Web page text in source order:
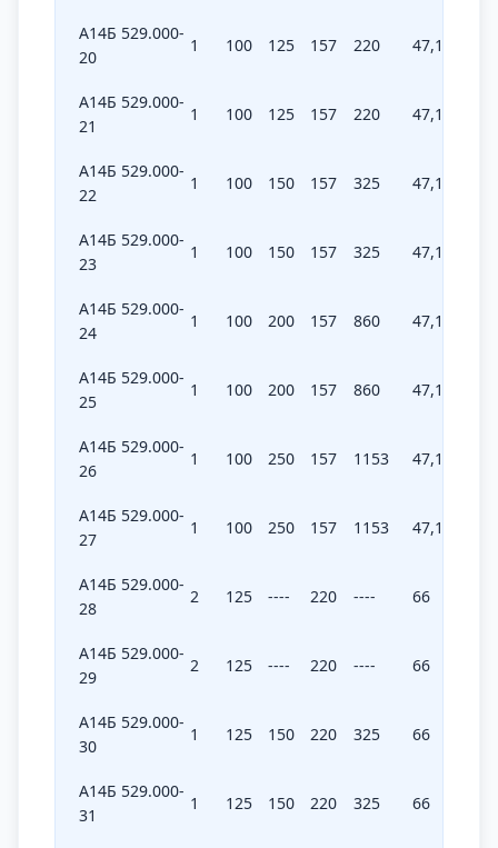
А14Б 529.000-
20
1 100 125 157 220 47,1
А14Б 529.000-
21
1 100 125 157 220 47,1
А14Б 529.000-
22
1 100 150 157 325 47,1
А14Б 529.000-
23
1 100 150 157 325 47,1
А14Б 529.000-
24
1 100 200 157 860 47,1
А14Б 529.000-
25
1 100 200 157 860 47,1
А14Б 529.000-
26
1 100 250 157 1153 47,1
А14Б 529.000-
27
1 100 250 157 1153 47,1
А14Б 529.000-
28
2 125 ---- 220 ---- 66
А14Б 529.000-
29
2 125 ---- 220 ---- 66
А14Б 529.000-
30
1 125 150 220 325 66
А14Б 529.000-
31
1 125 150 220 325 66